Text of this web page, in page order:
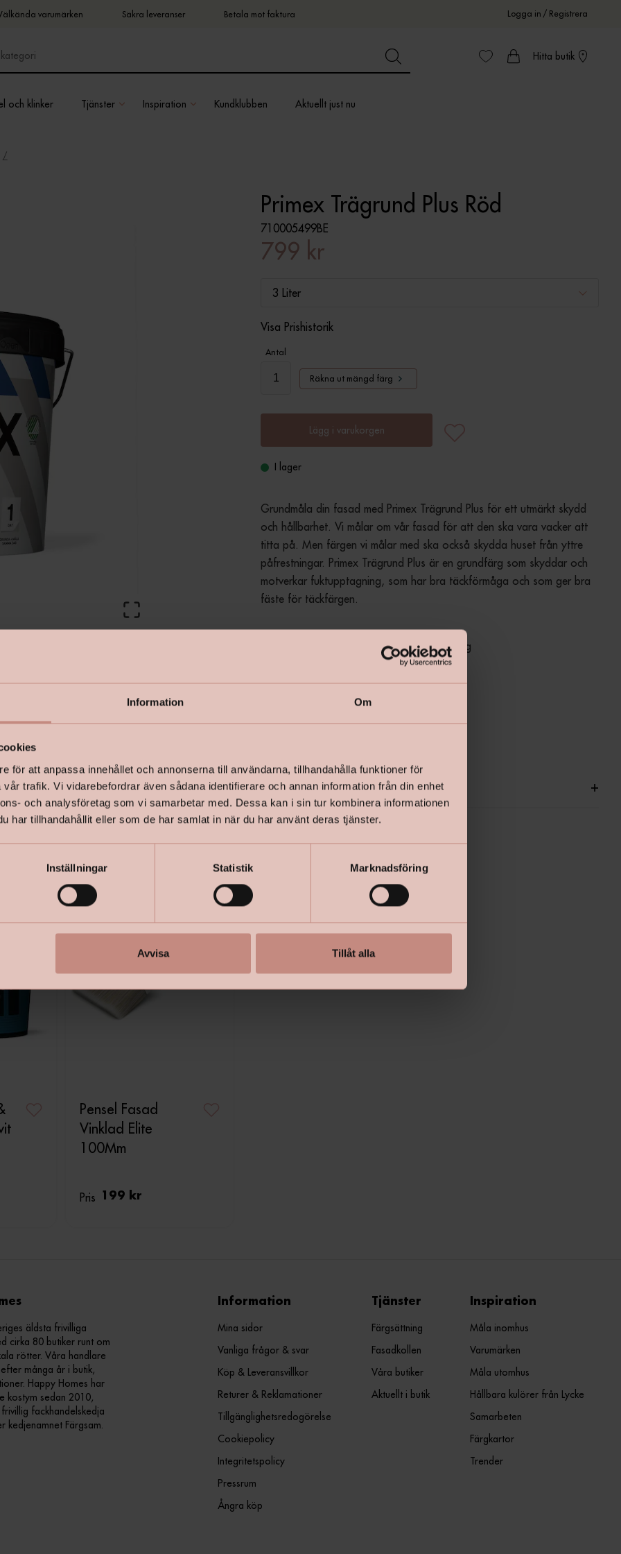
Information Om
för att anpassa innehållet och annonserna till användarna, tillhandahålla funktioner för
trafik. Vi vidarebefordrar även sådana identifierare och annan information från din enhet
och analysföretag som vi samarbetar med. Dessa kan i sin tur kombinera informationen
har tillhandahållit eller som de har samlat in när du har använt deras tjänster.
Inställningar Statistik Marknadsföring
Avvisa Tillåt alla
varumärken Säkra leveranser Betala mot faktura Logga in / Registrera
Hitta butik
och klinker Tjänster Inspiration Kundklubben Aktuellt just nu
Primex Trägrund Plus Röd
710005499BE
799 kr
3 Liter
Visa Prishistorik
Antal
Räkna ut mängd färg
Lägg i varukorgen
I lager
Grundmåla din fasad med Primex Trägrund Plus för ett utmärkt skydd
och hållbarhet. Vi målar om vår fasad för att den ska vara vacker att
titta på. Men färgen vi målar med ska också skydda huset från yttre
påfrestningar. Primex Trägrund Plus är en grundfärg som skyddar och
motverkar fuktupptagning, som har bra täckförmåga och som ger bra
fäste för täckfärgen.
- Kort torktid - grunda och måla samma dag
+ Specifikationer +
Pensel Fasad
Vinklad Elite
100Mm
Pris 199 kr
äldsta frivilliga
cirka 80 butiker runt om
rötter. Våra handlare
många år i butik,
Happy Homes har
kostym sedan 2010,
fackhandelskedja
kedjenamnet Färgsam.
Information
Mina sidor
Vanliga frågor & svar
Köp & Leveransvillkor
Returer & Reklamationer
Tillgänglighetsredogörelse
Cookiepolicy
Integritetspolicy
Pressrum
Ångra köp
Tjänster
Färgsättning
Fasadkollen
Våra butiker
Aktuellt i butik
Inspiration
Måla inomhus
Varumärken
Måla utomhus
Hållbara kulörer från Lycke
Samarbeten
Färgkartor
Trender